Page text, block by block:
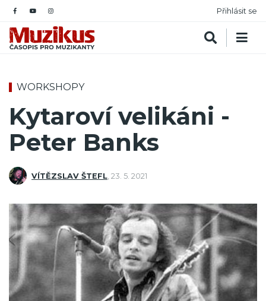
Přihlásit se
WORKSHOPY
Kytaroví velikáni -
Peter Banks
VÍTĚZSLAV ŠTEFL 23. 5. 2021